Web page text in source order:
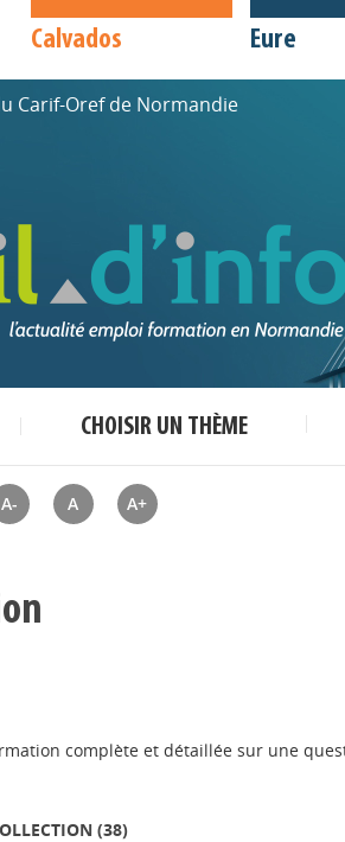
Calvados Eure
Carif-Oref de Normandie
CHOISIR UN THÈME
A- A A+
complète et détaillée sur une
(38)